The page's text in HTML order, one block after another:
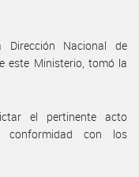
Nacional de
este Ministerio, tomó la
el pertinente acto
conformidad con los